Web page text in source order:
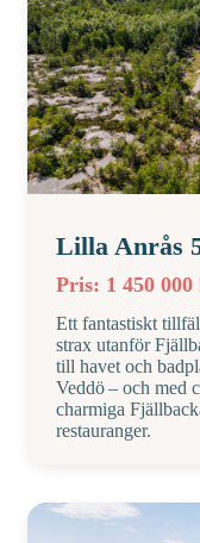
Lilla Anrås
Pris: 1 450
Ett fantastiskt
strax utanför
till havet och
Veddö – och med
charmiga
restauranger.